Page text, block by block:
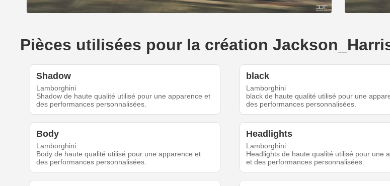
Pièces utilisées pour la création
Shadow
Lamborghini
Shadow de haute qualité utilisé pour une apparence et
des performances personnalisées.
black
Lamborghini
black de haute qualité utilisé pour une
des performances personnalisées.
Body
Lamborghini
Body de haute qualité utilisé pour une apparence et
des performances personnalisées.
Headlights
Lamborghini
Headlights de haute qualité utilisé pour une
et des performances personnalisées.